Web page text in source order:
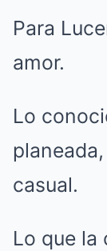
Para
amor.
Lo
casual.
Lo que la